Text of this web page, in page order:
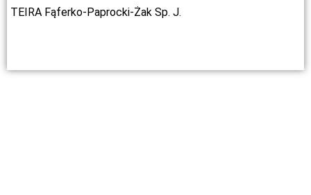
TEIRA Fąferko-Paprocki-Żak Sp. J.